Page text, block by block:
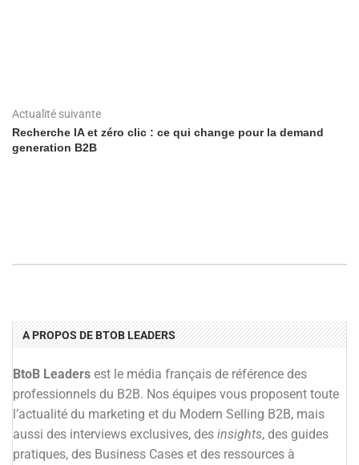
Actualité suivante
Recherche IA et zéro clic : ce qui change pour la demand
generation B2B
A PROPOS DE BTOB LEADERS
BtoB Leaders est le média français de référence des
professionnels du B2B. Nos équipes vous proposent toute
l’actualité du marketing et du Modern Selling B2B, mais
aussi des interviews exclusives, des insights, des guides
pratiques, des Business Cases et des ressources à